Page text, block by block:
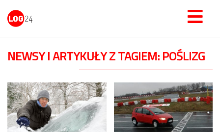
NEWSY I ARTYKUŁY Z TAGIEM: POŚLIZG